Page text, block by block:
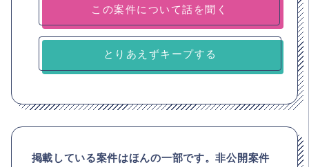
とりあえずキープする
掲載している案件はほんの一部です。非公開案件